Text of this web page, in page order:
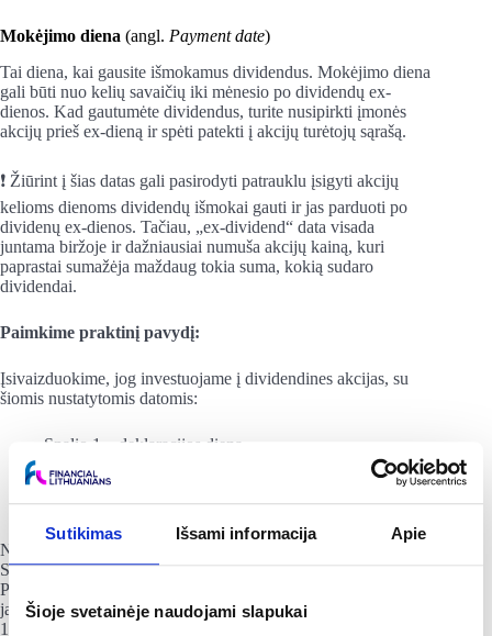
Sutikimas Išsami informacija Apie
Šioje svetainėje naudojami slapukai
Mokėjimo diena (angl. Payment date)
Tai diena, kai gausite išmokamus dividendus. Mokėjimo diena
gali būti nuo kelių savaičių iki mėnesio po dividendų ex-
dienos. Kad gautumėte dividendus, turite nusipirkti įmonės
akcijų prieš ex-dieną ir spėti patekti į akcijų turėtojų sąrašą.
❗ Žiūrint į šias datas gali pasirodyti patrauklu įsigyti akcijų
kelioms dienoms dividendų išmokai gauti ir jas parduoti po
dividenų ex-dienos. Tačiau, „ex-dividend“ data visada
juntama biržoje ir dažniausiai numuša akcijų kainą, kuri
paprastai sumažėja maždaug tokia suma, kokią sudaro
dividendai.
Paimkime praktinį pavydį:
Įsivaizduokime, jog investuojame į dividendines akcijas, su
šiomis nustatytomis datomis:
Spalio 1 – deklaracijos diena
Spalio 16 – įrašymo diena
Spalio 30 – mokėjimo diena
Naudojant 2 dienų taisyklę, jūs turėtumėte nusipirkti akcijų
Spalio 13 dieną arba anksčiau, kad gautumėte dividendus.
Pardavę savo akcijas Spalio 15d. ar vėliau jūs vis tiek gausite
jau numatytus dividendus. Tačiau, jei nusipirkote akcijų Spalio
15d. arba vėliau, šį kartą dividendų negausite.